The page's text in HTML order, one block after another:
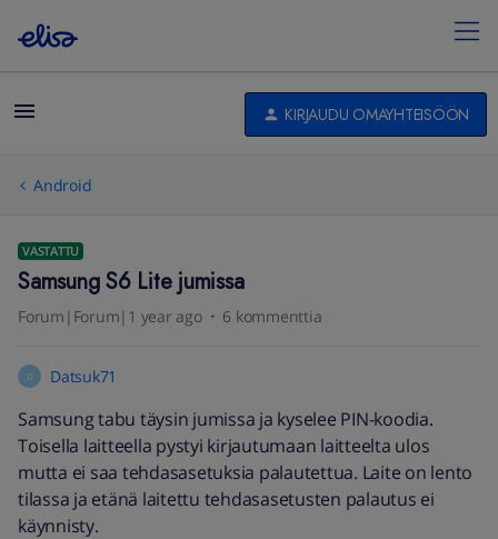
KIRJAUDU OMAYHTEISÖÖN
Android
VASTATTU
Samsung S6 Lite jumissa
Forum|Forum|1 year ago 6 kommenttia
D Datsuk71
Samsung tabu täysin jumissa ja kyselee PIN-koodia.
Toisella laitteella pystyi kirjautumaan laitteelta ulos
mutta ei saa tehdasasetuksia palautettua. Laite on lento
tilassa ja etänä laitettu tehdasasetusten palautus ei
käynnisty.